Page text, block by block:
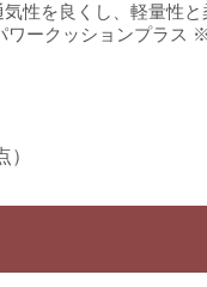
性を良くし、軽量性と
ワークッションプラス